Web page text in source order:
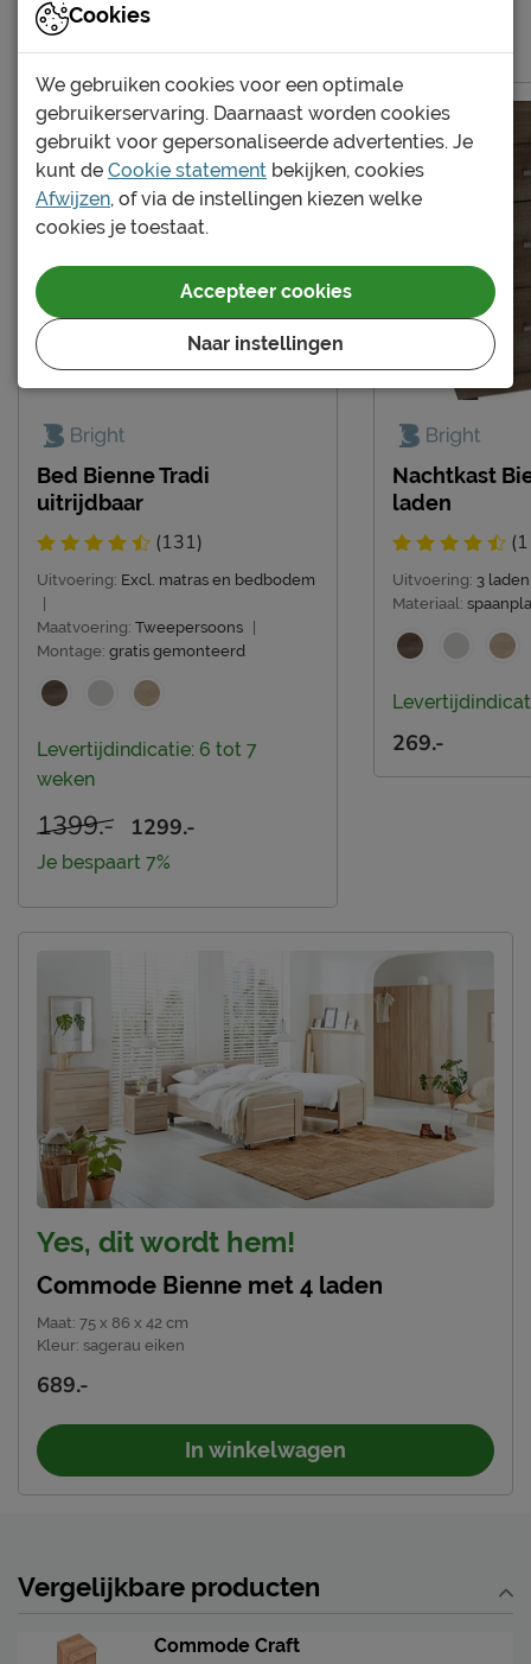
Garantie
3 jaar garantie
Montage
gratis gemonteerd
Leveranciersinformatie
Naam Beter Bed B.V.
Locatie
Postbus 716, 5400 AS,
Emailadres
info@beterbed.nl
Meer van de serie Bienne
Bed Bienne Tradi
uitrijdbaar
(131)
Uitvoering: Excl. matras en bedbodem
|
Maatvoering: Tweepersoons |
Montage: gratis gemonteerd
Levertijdindicatie: 6 tot 7
weken
1399.- 1299.-
Je bespaart 7%
Nachtkast
laden
Uitvoering: 3 laden
Materiaal:
269.-
Yes, dit wordt hem!
Commode Bienne met 4 laden
Maat: 75 x 86 x 42 cm
Kleur: sagerau eiken
689.-
In winkelwagen
Vergelijkbare producten
Commode Craft
Cookies
We gebruiken cookies voor een optimale
gebruikerservaring. Daarnaast worden cookies
gebruikt voor gepersonaliseerde advertenties. Je
kunt de Cookie statement bekijken, cookies
Afwijzen, of via de instellingen kiezen welke
cookies je toestaat.
Naar instellingen
Accepteer cookies